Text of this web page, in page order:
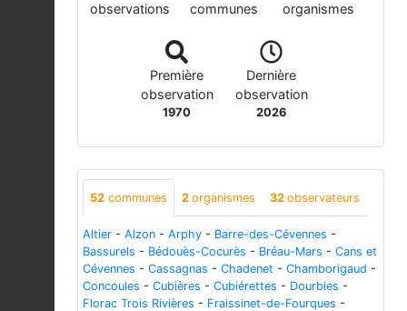
observations communes organismes
Première
observation
1970
Dernière
observation
2026
52 communes 2 organismes 32 observateurs
Altier - Alzon - Arphy - Barre-des-Cévennes -
Bassurels - Bédouès-Cocurès - Bréau-Mars - Cans et
Cévennes - Cassagnas - Chadenet - Chamborigaud -
Concoules - Cubières - Cubiérettes - Dourbies -
Florac Trois Rivières - Fraissinet-de-Fourques -